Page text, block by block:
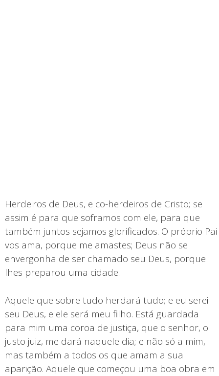
Herdeiros de Deus, e co-herdeiros de Cristo; se
assim é para que soframos com ele, para que
também juntos sejamos glorificados. O próprio Pai
vos ama, porque me amastes; Deus não se
envergonha de ser chamado seu Deus, porque
lhes preparou uma cidade.
Aquele que sobre tudo herdará tudo; e eu serei
seu Deus, e ele será meu filho. Está guardada
para mim uma coroa de justiça, que o senhor, o
justo juiz, me dará naquele dia; e não só a mim,
mas também a todos os que amam a sua
aparição. Aquele que começou uma boa obra em